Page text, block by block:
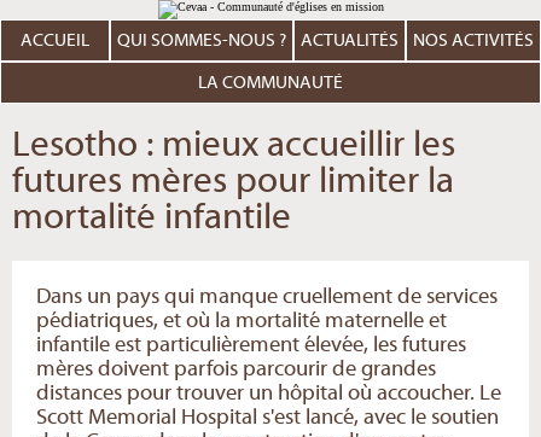
au
contenu.
Aller
personnels
ACCUEIL QUI SOMMES-NOUS ? ACTUALITÉS NOS ACTIVITÉS
LA COMMUNAUTÉ
Lesotho : mieux accueillir les
futures mères pour limiter la
mortalité infantile
Dans un pays qui manque cruellement de services
pédiatriques, et où la mortalité maternelle et
infantile est particulièrement élevée, les futures
mères doivent parfois parcourir de grandes
distances pour trouver un hôpital où accoucher. Le
Scott Memorial Hospital s'est lancé, avec le soutien